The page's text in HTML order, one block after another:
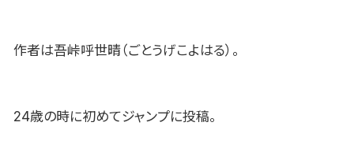
作者は吾峠呼世晴（ごとうげこよはる）。
24歳の時に初めてジャンプに投稿。